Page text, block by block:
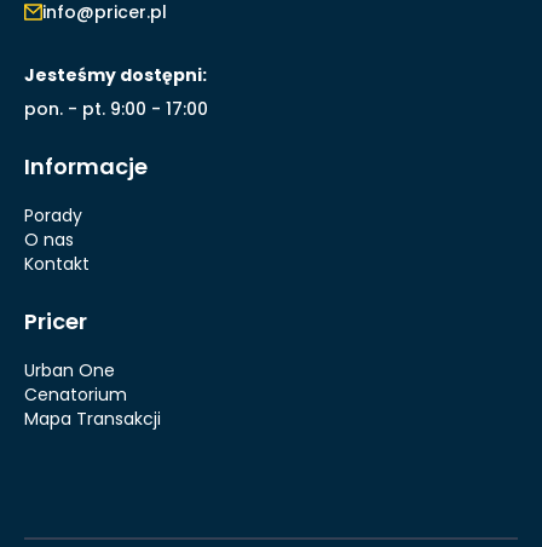
info@pricer.pl
Jesteśmy dostępni:
pon. - pt. 9:00 - 17:00
Informacje
Porady
O nas
Kontakt
Pricer
Urban One
Cenatorium
Mapa Transakcji